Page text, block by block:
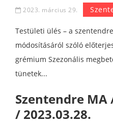
2023. március 29.
Testületi ülés – a
módosításáról szóló
grémium Szezonális
tünetek...
Szentendre MA
/ 2023.03.28.